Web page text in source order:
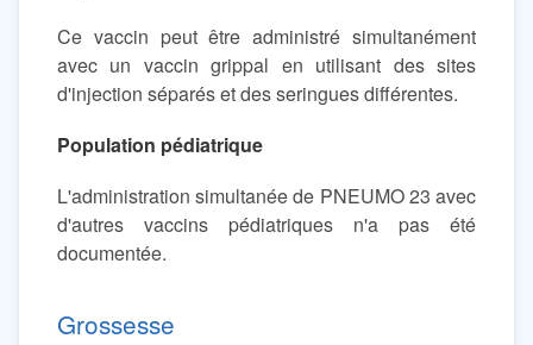
Ce vaccin peut être administré simultanément
avec un vaccin grippal en utilisant des sites
d'injection séparés et des seringues différentes.
Population pédiatrique
L'administration simultanée de PNEUMO 23 avec
d'autres vaccins pédiatriques n'a pas été
documentée.
Grossesse